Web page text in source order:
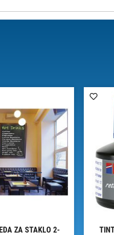
ZA STAKLO 2-